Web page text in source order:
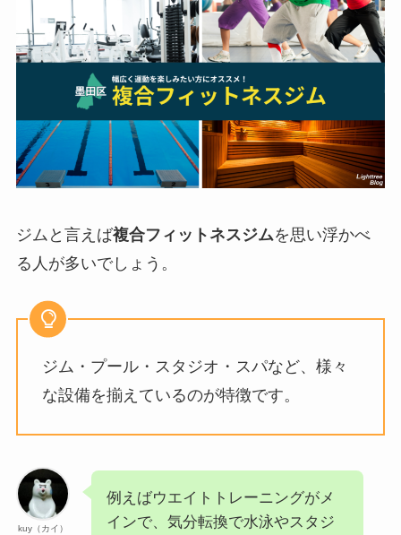
ジムと言えば複合フィットネスジムを思い浮かべ
る人が多いでしょう。
ジム・プール・スタジオ・スパなど、様々
な設備を揃えているのが特徴です。
kuy（カイ）
例えばウエイトトレーニングがメ
インで、気分転換で水泳やスタジ